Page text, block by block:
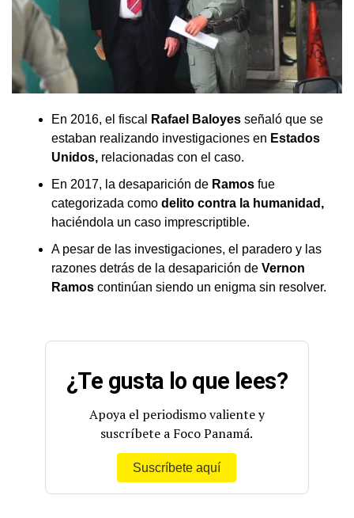
En 2016, el fiscal Rafael Baloyes señaló que se
estaban realizando investigaciones en Estados
Unidos, relacionadas con el caso.
En 2017, la desaparición de Ramos fue
categorizada como delito contra la humanidad,
haciéndola un caso imprescriptible.
A pesar de las investigaciones, el paradero y las
razones detrás de la desaparición de Vernon
Ramos continúan siendo un enigma sin resolver.
¿Te gusta lo que lees?
Apoya el periodismo valiente y
suscríbete a Foco Panamá.
Suscríbete aquí